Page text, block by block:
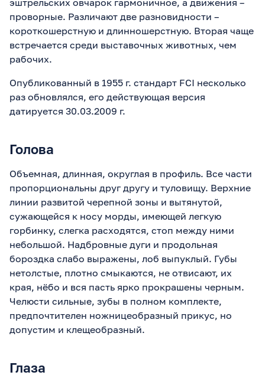
эштрельских овчарок гармоничное, а движения –
проворные. Различают две разновидности –
короткошерстную и длинношерстную. Вторая чаще
встречается среди выставочных животных, чем
рабочих.
Опубликованный в 1955 г. стандарт FCI несколько
раз обновлялся, его действующая версия
датируется 30.03.2009 г.
Голова
Объемная, длинная, округлая в профиль. Все части
пропорциональны друг другу и туловищу. Верхние
линии развитой черепной зоны и вытянутой,
сужающейся к носу морды, имеющей легкую
горбинку, слегка расходятся, стоп между ними
небольшой. Надбровные дуги и продольная
бороздка слабо выражены, лоб выпуклый. Губы
нетолстые, плотно смыкаются, не отвисают, их
края, нёбо и вся пасть ярко прокрашены черным.
Челюсти сильные, зубы в полном комплекте,
предпочтителен ножницеобразный прикус, но
допустим и клещеобразный.
Глаза